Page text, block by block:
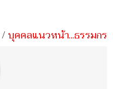
/บุคคลแนวหน้า...ธรรมกร